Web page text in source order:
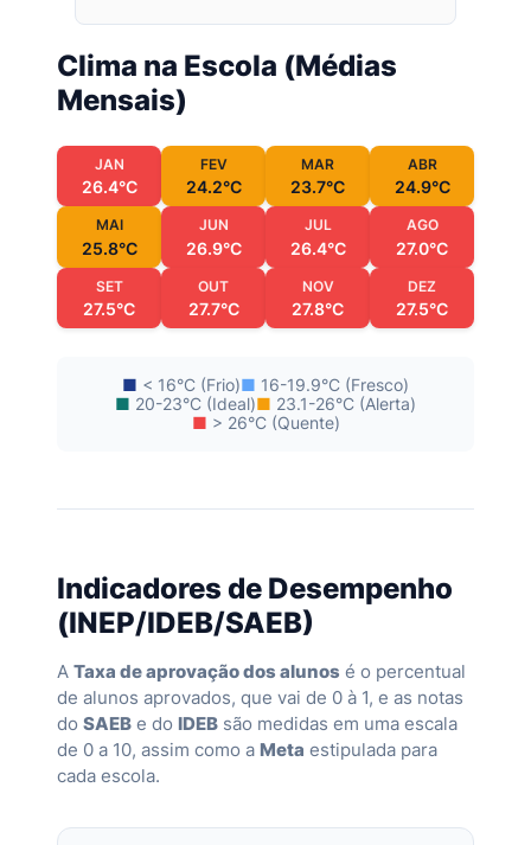
Clima na Escola (Médias
Mensais)
JAN
26.4°C
FEV
24.2°C
MAR
23.7°C
ABR
24.9°C
MAI
25.8°C
JUN
26.9°C
JUL
26.4°C
AGO
27.0°C
SET
27.5°C
OUT
27.7°C
NOV
27.8°C
DEZ
27.5°C
■ < 16°C (Frio)■ 16-19.9°C (Fresco)
■ 20-23°C (Ideal)■ 23.1-26°C (Alerta)
■ > 26°C (Quente)
Indicadores de Desempenho
(INEP/IDEB/SAEB)
A Taxa de aprovação dos alunos é o percentual
de alunos aprovados, que vai de 0 à 1, e as notas
do SAEB e do IDEB são medidas em uma escala
de 0 a 10, assim como a Meta estipulada para
cada escola.